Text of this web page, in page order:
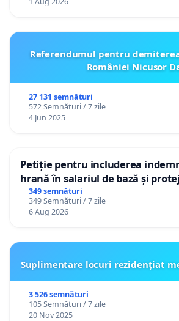
Referendumul pentru
României Nicusor
27 131 semnături
572 Semnături / 7 zile
4 Jun 2025
Petiție pentru includerea
hrană în salariul de bază și
gradațiilor de vechime pentru
personali
349 semnături
349 Semnături / 7 zile
6 Aug 2026
Suplimentare locuri rezidențiat
3 526 semnături
105 Semnături / 7 zile
20 Nov 2025